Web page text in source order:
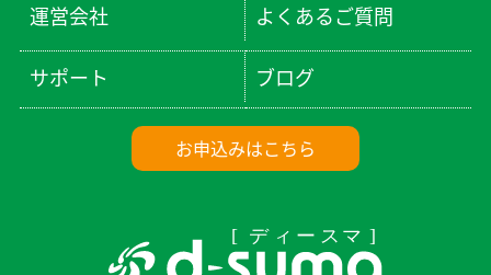
運営会社 よくあるご質問
サポート ブログ
お申込みはこちら